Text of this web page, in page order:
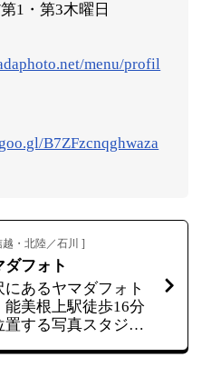
1・第3木曜日
menu/profil
B7ZFzcnqghwaza
越・北陸／石川 ]
ダフォト
にあるヤマダフォト
能美根上駅徒歩16分
置する写真スタジオ